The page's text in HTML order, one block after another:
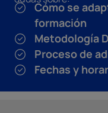
Cómo se
formación
Metodología
Proceso de
Fechas y